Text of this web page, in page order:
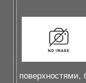
поверхностями,